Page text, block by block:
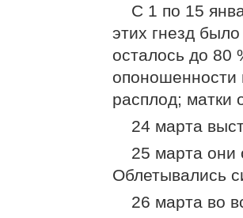
С 1 по 15
этих гнезд
осталось до 80
опоношенности
расплод; матки
24 марта
25 марта они
Облетывались
26 марта во